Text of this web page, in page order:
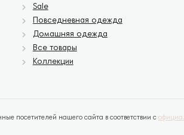
Sale
Повседневная одежда
Домашняя одежда
Все товары
Коллекции
посетителей нашего сайта в соответствии с